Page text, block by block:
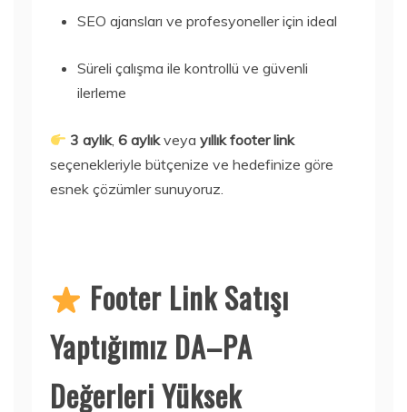
SEO ajansları ve profesyoneller için ideal
Süreli çalışma ile kontrollü ve güvenli
ilerleme
3 aylık,6 aylıkveyayıllık footer link
seçenekleriyle bütçenize ve hedefinize göre
esnek çözümler sunuyoruz.
Footer Link Satışı
Yaptığımız DA–PA
Değerleri Yüksek